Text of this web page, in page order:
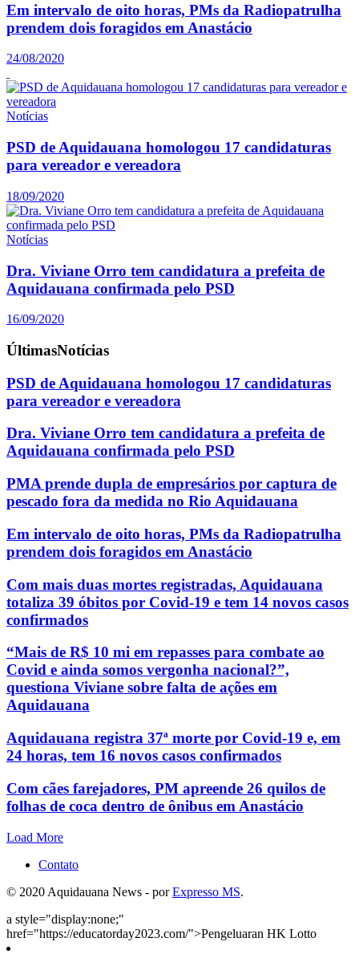
Em intervalo de oito horas, PMs da Radiopatrulha
prendem dois foragidos em Anastácio
24/08/2020
Notícias
PSD de Aquidauana homologou 17 candidaturas
para vereador e vereadora
18/09/2020
Notícias
Dra. Viviane Orro tem candidatura a prefeita de
Aquidauana confirmada pelo PSD
16/09/2020
ÚltimasNotícias
PSD de Aquidauana homologou 17 candidaturas
para vereador e vereadora
Dra. Viviane Orro tem candidatura a prefeita de
Aquidauana confirmada pelo PSD
PMA prende dupla de empresários por captura de
pescado fora da medida no Rio Aquidauana
Em intervalo de oito horas, PMs da Radiopatrulha
prendem dois foragidos em Anastácio
Com mais duas mortes registradas, Aquidauana
totaliza 39 óbitos por Covid-19 e tem 14 novos casos
confirmados
“Mais de R$ 10 mi em repasses para combate ao
Covid e ainda somos vergonha nacional?”,
questiona Viviane sobre falta de ações em
Aquidauana
Aquidauana registra 37ª morte por Covid-19 e, em
24 horas, tem 16 novos casos confirmados
Com cães farejadores, PM apreende 26 quilos de
folhas de coca dentro de ônibus em Anastácio
Load More
Contato
© 2020 Aquidauana News - porExpresso MS.
a style="display:none;"
href="https://educatorday2023.com/">Pengeluaran HK Lotto